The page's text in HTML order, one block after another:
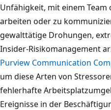
Unfähigkeit, mit einem Team
arbeiten oder zu
gewalttätige Drohungen,
Insider-Risikomanagement
Purview Communication
um diese Arten von
fehlerhafte
Ereignisse in der